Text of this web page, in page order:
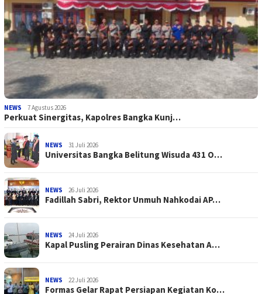
NEWS 7 Agustus 2026
Perkuat Sinergitas, Kapolres Bangka Kunj…
NEWS 31 Juli 2026
Universitas Bangka Belitung Wisuda 431 O…
NEWS 26 Juli 2026
Fadillah Sabri, Rektor Unmuh Nahkodai AP…
NEWS 24 Juli 2026
Kapal Pusling Perairan Dinas Kesehatan A…
NEWS 22 Juli 2026
Formas Gelar Rapat Persiapan Kegiatan Ko…